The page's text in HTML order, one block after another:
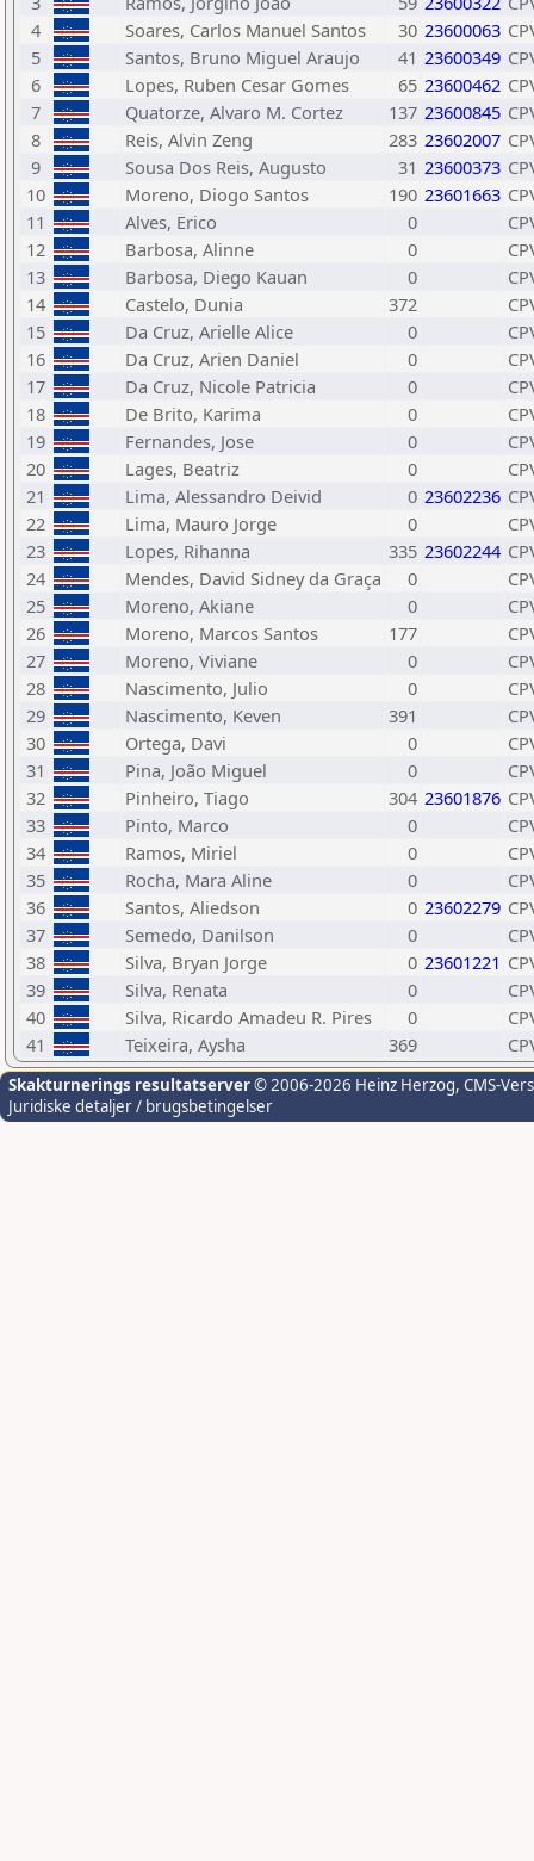
4
Soares, Carlos Manuel Santos 30 23600063
5
Santos, Bruno Miguel Araujo 41 23600349
6
Lopes, Ruben Cesar Gomes 65 23600462
7
Quatorze, Alvaro M. Cortez 137 23600845
8
Reis, Alvin Zeng 283 23602007
9
Sousa Dos Reis, Augusto 31 23600373
10
Moreno, Diogo Santos 190 23601663
11
Alves, Erico 0
12
Barbosa, Alinne 0
13
Barbosa, Diego Kauan 0
14
Castelo, Dunia 372
15
Da Cruz, Arielle Alice 0
16
Da Cruz, Arien Daniel 0
17
Da Cruz, Nicole Patricia 0
18
De Brito, Karima 0
19
Fernandes, Jose 0
20
Lages, Beatriz 0
21
Lima, Alessandro Deivid 0 23602236
22
Lima, Mauro Jorge 0
23
Lopes, Rihanna 335 23602244
24
Mendes, David Sidney da Graça 0
25
Moreno, Akiane 0
26
Moreno, Marcos Santos 177
27
Moreno, Viviane 0
28
Nascimento, Julio 0
29
Nascimento, Keven 391
30
Ortega, Davi 0
31
Pina, João Miguel 0
32
Pinheiro, Tiago 304 23601876
33
Pinto, Marco 0
34
Ramos, Miriel 0
35
Rocha, Mara Aline 0
36
Santos, Aliedson 0 23602279
37
Semedo, Danilson 0
38
Silva, Bryan Jorge 0 23601221
39
Silva, Renata 0
40
Silva, Ricardo Amadeu R. Pires 0
41
Teixeira, Aysha 369
Skakturnerings resultatserver© 2006-2026 Heinz Herzog, CMS-
Juridiske detaljer / brugsbetingelser